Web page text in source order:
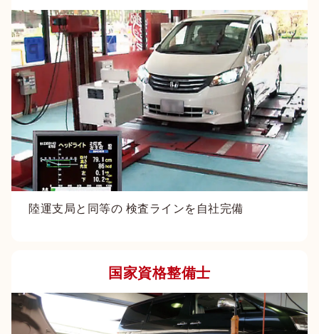
陸運支局と同等の 検査ラインを自社完備
国家資格整備士